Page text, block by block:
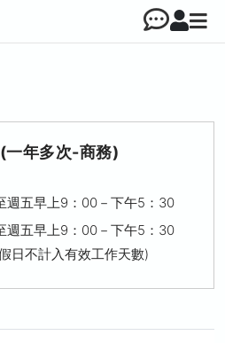
一年多次-商務)
週五早上9：00－下午5：30
週五早上9：00－下午5：30
日不計入有效工作天數)